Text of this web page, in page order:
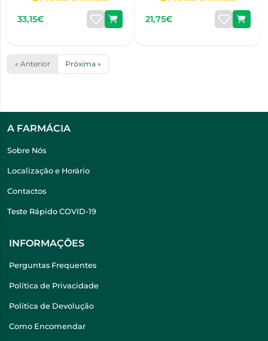
33,15€ 21,75€
« Anterior Próxima »
A FARMÁCIA
Sobre Nós
Localização e Horário
Contactos
Teste Rápido COVID-19
INFORMAÇÕES
Perguntas Frequentes
Política de Privacidade
Política de Devolução
Como Encomendar